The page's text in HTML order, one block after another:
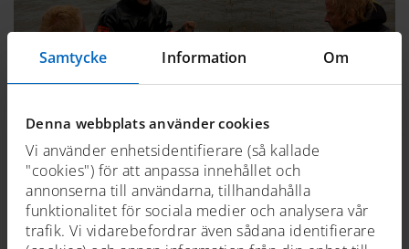
Samtycke Information Om
Denna webbplats använder cookies
Vi använder enhetsidentifierare (så kallade
"cookies") för att anpassa innehållet och
annonserna till användarna, tillhandahålla
funktionalitet för sociala medier och analysera vår
trafik. Vi vidarebefordrar även sådana identifierare
bild